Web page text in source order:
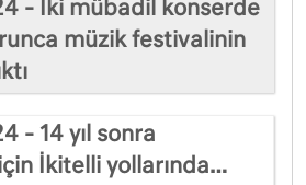
- İki mübadil konserde
müzik festivalinin
- 14 yıl sonra
İkitelli yollarında…